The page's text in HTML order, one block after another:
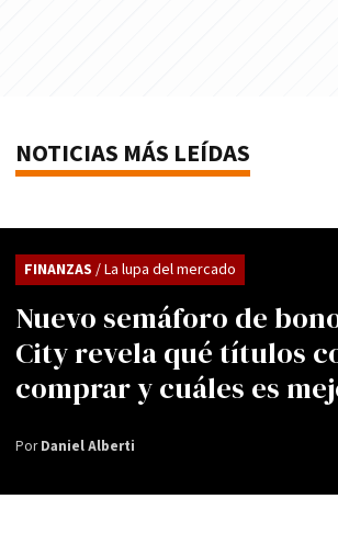
NOTICIAS MÁS LEÍDAS
Nuevo semáforo de
City revela qué títulos
comprar y cuáles es
FINANZAS / La lupa del mercado
PorDaniel Alberti